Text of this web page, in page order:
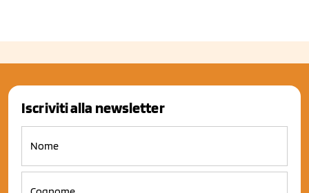
Iscriviti alla newsletter